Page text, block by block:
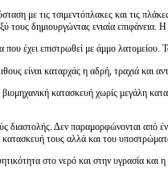
με τις τσιμεντόπλακες και τις
δημιουργώντας ενιαία
έχει επιστρωθεί με άμμο
είναι καταρχάς η αδρή, τραχιά και
κατασκευή χωρίς μεγάλη
Δεν παραμορφώνονται από
τους αλλά και του
στο νερό και στην υγρασία και